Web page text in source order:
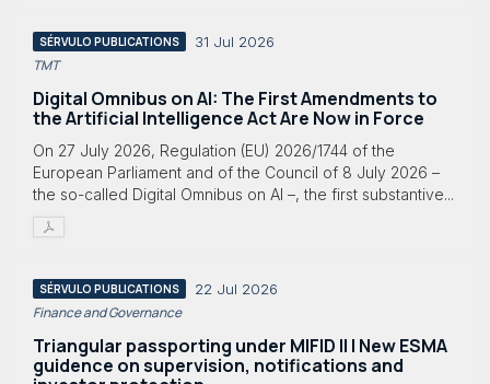
SÉRVULO PUBLICATIONS 31 Jul 2026
TMT
Digital Omnibus on AI: The First Amendments to
the Artificial Intelligence Act Are Now in Force
On 27 July 2026, Regulation (EU) 2026/1744 of the
European Parliament and of the Council of 8 July 2026 –
the so-called Digital Omnibus on AI –, the first substantive...
SÉRVULO PUBLICATIONS 22 Jul 2026
Finance and Governance
Triangular passporting under MIFID II | New ESMA
guidence on supervision, notifications and